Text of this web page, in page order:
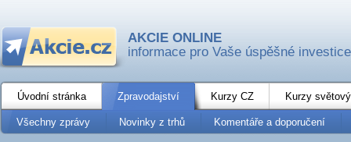
AKCIE ONLINE
informace pro Vaše úspěšné investice
Úvodní stránka Zpravodajství Kurzy CZ Kurzy
Všechny zprávy Novinky z trhů Komentáře a doporučení